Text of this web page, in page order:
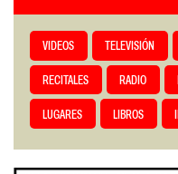
VIDEOS TELEVISIÓN
RECITALES RADIO
LUGARES LIBROS